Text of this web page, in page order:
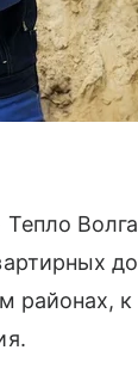
районах,